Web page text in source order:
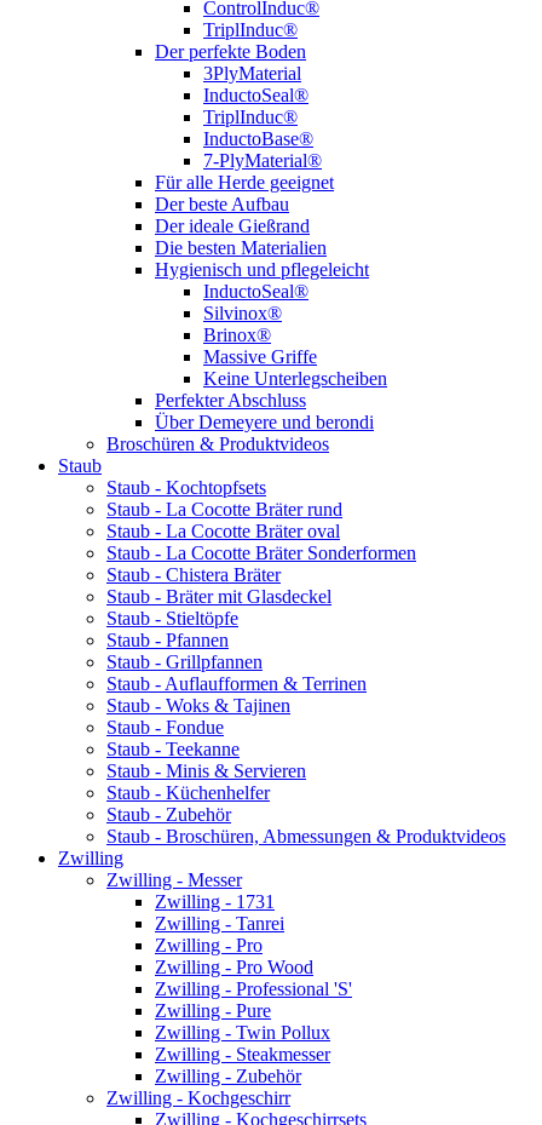
ControlInduc®
TriplInduc®
Der perfekte Boden
3PlyMaterial
InductoSeal®
TriplInduc®
InductoBase®
7-PlyMaterial®
Für alle Herde geeignet
Der beste Aufbau
Der ideale Gießrand
Die besten Materialien
Hygienisch und pflegeleicht
InductoSeal®
Silvinox®
Brinox®
Massive Griffe
Keine Unterlegscheiben
Perfekter Abschluss
Über Demeyere und berondi
Broschüren & Produktvideos
Staub
Staub - Kochtopfsets
Staub - La Cocotte Bräter rund
Staub - La Cocotte Bräter oval
Staub - La Cocotte Bräter Sonderformen
Staub - Chistera Bräter
Staub - Bräter mit Glasdeckel
Staub - Stieltöpfe
Staub - Pfannen
Staub - Grillpfannen
Staub - Auflaufformen & Terrinen
Staub - Woks & Tajinen
Staub - Fondue
Staub - Teekanne
Staub - Minis & Servieren
Staub - Küchenhelfer
Staub - Zubehör
Staub - Broschüren, Abmessungen & Produktvideos
Zwilling
Zwilling - Messer
Zwilling - 1731
Zwilling - Tanrei
Zwilling - Pro
Zwilling - Pro Wood
Zwilling - Professional 'S'
Zwilling - Pure
Zwilling - Twin Pollux
Zwilling - Steakmesser
Zwilling - Zubehör
Zwilling - Kochgeschirr
Zwilling - Kochgeschirrsets